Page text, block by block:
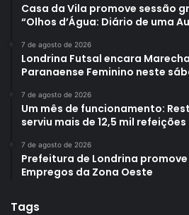
Casa da Vila promove sessão
“Olhos d’Água: Diário de uma
7 de agosto de 2026
Londrina Futsal encara
Paranaense Feminino neste
7 de agosto de 2026
Um mês de funcionamento:
serviu mais de 12,5 mil refeições
7 de agosto de 2026
Prefeitura de Londrina promove
Empregos da Zona Oeste
Tags